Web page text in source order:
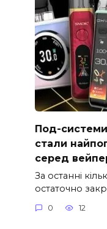
Под-
стали
серед
За останні
остаточно
0 12